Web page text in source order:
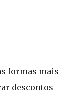
formas mais
descontos